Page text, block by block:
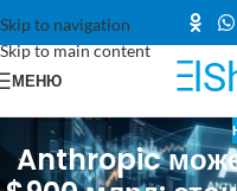
Skip to navigation
Skip to main content
МЕНЮ
Anthropic